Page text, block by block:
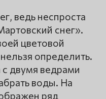
ведь неспроста
снег».
цветовой
определить.
двумя ведрами
воды. На
ряд